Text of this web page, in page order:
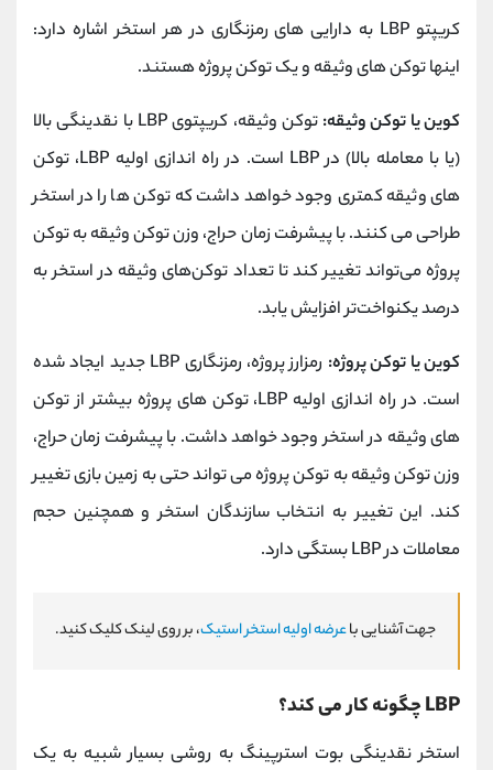
کریپتو LBP به دارایی های رمزنگاری در هر استخر اشاره دارد:
اینها توکن های وثیقه و یک توکن پروژه هستند.
کوین یا توکن وثیقه:
توکن وثیقه، کریپتوی LBP با نقدینگی بالا
(یا با معامله بالا) در LBP است. در راه اندازی اولیه LBP، توکن
های وثیقه کمتری وجود خواهد داشت که توکن ها را در استخر
طراحی می کنند. با پیشرفت زمان حراج، وزن توکن وثیقه به توکن
پروژه می‌تواند تغییر کند تا تعداد توکن‌های وثیقه در استخر به
درصد یکنواخت‌تر افزایش یابد.
کوین یا توکن پروژه:
رمزارز پروژه، رمزنگاری LBP جدید ایجاد شده
است. در راه اندازی اولیه LBP، توکن های پروژه بیشتر از توکن
های وثیقه در استخر وجود خواهد داشت. با پیشرفت زمان حراج،
وزن توکن وثیقه به توکن پروژه می تواند حتی به زمین بازی تغییر
کند. این تغییر به انتخاب سازندگان استخر و همچنین حجم
معاملات در LBP بستگی دارد.
جهت آشنایی باعرضه اولیه استخر استیک، بر روی لینک کلیک کنید.
LBP چگونه کار می کند؟
استخر نقدینگی بوت استرپینگ به روشی بسیار شبیه به یک